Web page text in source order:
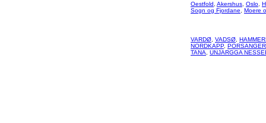
Oestfold Akershus Oslo
Sogn og Fjordane
Moere
VARDØ VADSØ
NORDKAPP,
TANA
UNJARGGA